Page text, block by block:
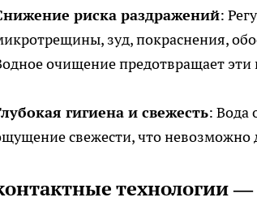
риска раздражений:
зуд, покраснения,
очищение предотвращает эти
гигиена и свежесть: Вода
свежести, что невозможно
технологии